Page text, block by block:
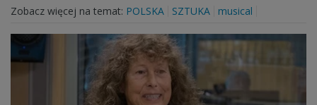
Zobacz więcej na temat: POLSKA SZTUKA musical